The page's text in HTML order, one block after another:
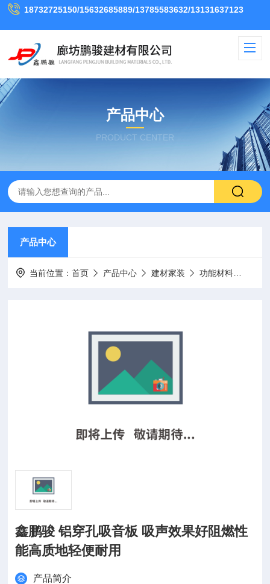
18732725150/15632685889/13785583632/13131637123
产品中心
PRODUCT CENTER
产品中心
当前位置：首页 产品中心 建材家装 功能材料
鑫鹏骏 铝穿孔吸音板 吸声效果好阻燃性
能高质地轻便耐用
产品简介